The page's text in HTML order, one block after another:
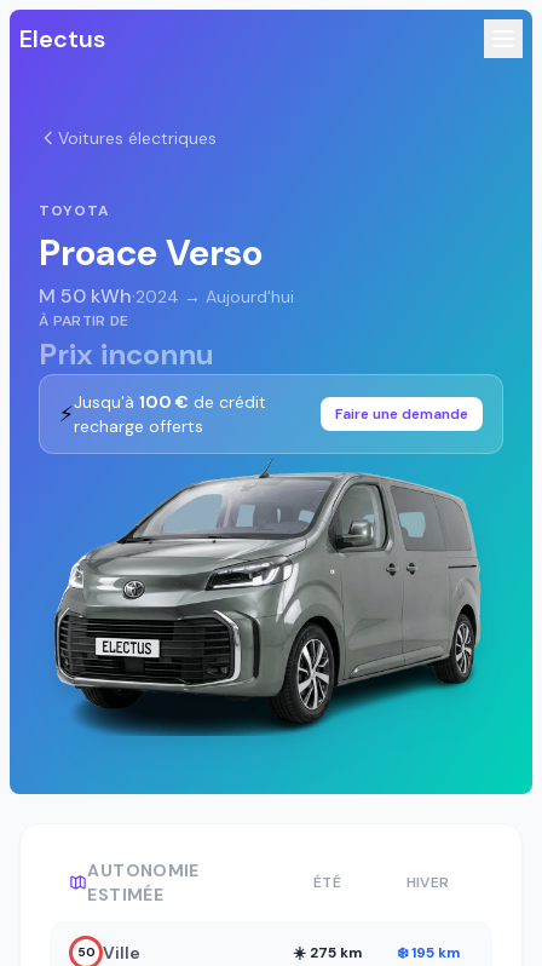
Electus
Voitures électriques
TOYOTA
Proace Verso
M 50 kWh·2024 → Aujourd'hui
À PARTIR DE
Prix inconnu
⚡Jusqu'à 100 € de crédit
recharge offerts
Faire une demande
AUTONOMIE
ESTIMÉE
ÉTÉ HIVER
50 Ville ☀️ 275 km ❄️ 195 km